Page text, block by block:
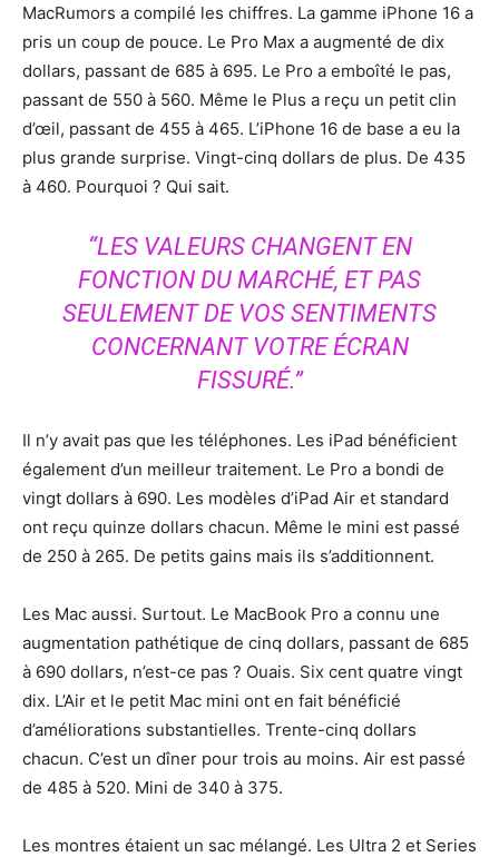
MacRumors a compilé les chiffres. La gamme iPhone 16 a
pris un coup de pouce. Le Pro Max a augmenté de dix
dollars, passant de 685 à 695. Le Pro a emboîté le pas,
passant de 550 à 560. Même le Plus a reçu un petit clin
d’œil, passant de 455 à 465. L’iPhone 16 de base a eu la
plus grande surprise. Vingt-cinq dollars de plus. De 435
à 460. Pourquoi ? Qui sait.
“LES VALEURS CHANGENT EN
FONCTION DU MARCHÉ, ET PAS
SEULEMENT DE VOS SENTIMENTS
CONCERNANT VOTRE ÉCRAN
FISSURÉ.”
Il n’y avait pas que les téléphones. Les iPad bénéficient
également d’un meilleur traitement. Le Pro a bondi de
vingt dollars à 690. Les modèles d’iPad Air et standard
ont reçu quinze dollars chacun. Même le mini est passé
de 250 à 265. De petits gains mais ils s’additionnent.
Les Mac aussi. Surtout. Le MacBook Pro a connu une
augmentation pathétique de cinq dollars, passant de 685
à 690 dollars, n’est-ce pas ? Ouais. Six cent quatre vingt
dix. L’Air et le petit Mac mini ont en fait bénéficié
d’améliorations substantielles. Trente-cinq dollars
chacun. C’est un dîner pour trois au moins. Air est passé
de 485 à 520. Mini de 340 à 375.
Les montres étaient un sac mélangé. Les Ultra 2 et Series